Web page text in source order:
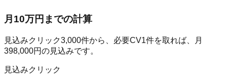
月10万円までの計算
見込みクリック3,000件から、必要CV1件を取れば、月
398,000円の見込みです。
見込みクリック